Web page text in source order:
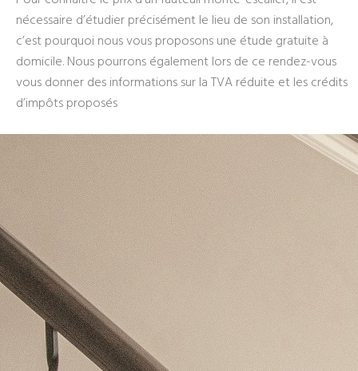
nécessaire d’étudier précisément le lieu de son installation,
c’est pourquoi nous vous proposons une étude gratuite à
domicile. Nous pourrons également lors de ce rendez-vous
vous donner des informations sur la TVA réduite et les crédits
d’impôts proposés